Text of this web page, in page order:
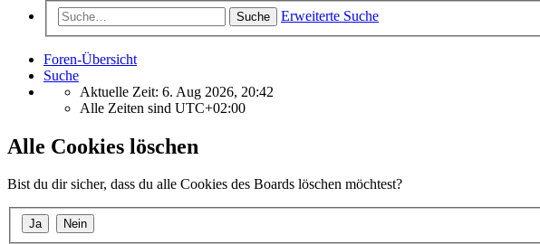
Suche Erweiterte Suche
Foren-Übersicht
Suche
Aktuelle Zeit: 6. Aug 2026, 20:42
Alle Zeiten sind UTC+02:00
Alle Cookies löschen
Bist du dir sicher, dass du alle Cookies des Boards löschen möchtest?